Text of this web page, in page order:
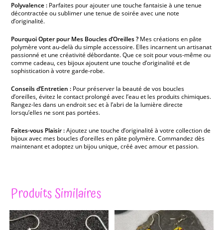
Polyvalence : Parfaites pour ajouter une touche fantaisie à une tenue
décontractée ou sublimer une tenue de soirée avec une note
d’originalité.
Pourquoi Opter pour Mes Boucles d’Oreilles ? Mes créations en pâte
polymère vont au-delà du simple accessoire. Elles incarnent un artisanat
passionné et une créativité débordante. Que ce soit pour vous-même ou
comme cadeau, ces bijoux ajoutent une touche d’originalité et de
sophistication à votre garde-robe.
Conseils d’Entretien : Pour préserver la beauté de vos boucles
d’oreilles, évitez le contact prolongé avec l’eau et les produits chimiques.
Rangez-les dans un endroit sec et à l’abri de la lumière directe
lorsqu’elles ne sont pas portées.
Faites-vous Plaisir :Ajoutez une touche d’originalité à votre collection de
bijoux avec mes boucles d’oreilles en pâte polymère. Commandez dès
maintenant et adoptez un bijou unique, créé avec amour et passion.
Produits Similaires